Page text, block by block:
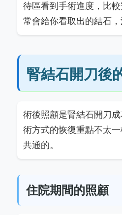
待區看到手術進度，比
常會給你看取出的結石，
腎結石開刀後
術後照顧是腎結石開刀
術方式的恢復重點不太
共通的。
住院期間的照顧